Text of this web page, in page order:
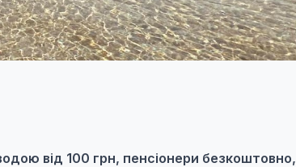
від 100 грн, пенсіонери безкоштовно,